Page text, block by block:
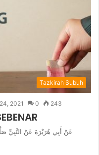
Tazkirah Subuh
2021 0 243
عَنْ أَبِي هُرَيْرَةَ عَنْ النَّبِيِّ